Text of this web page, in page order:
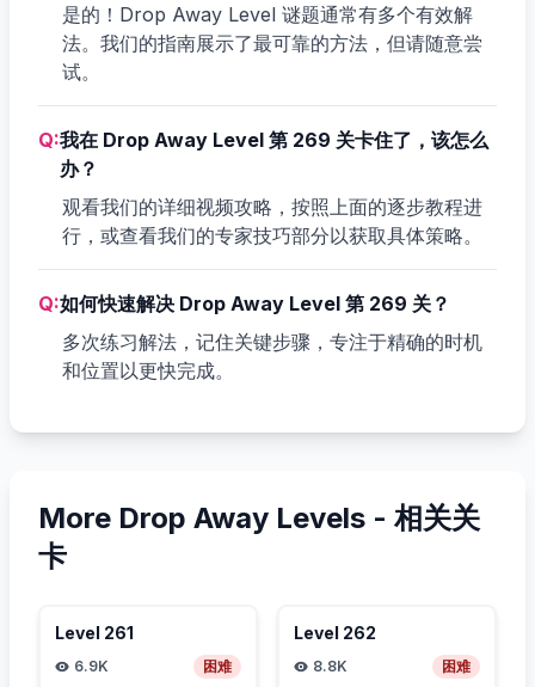
是的！Drop Away Level 谜题通常有多个有效解
法。我们的指南展示了最可靠的方法，但请随意尝
试。
Q:我在 Drop Away Level 第 269 关卡住了，该怎么
办？
观看我们的详细视频攻略，按照上面的逐步教程进
行，或查看我们的专家技巧部分以获取具体策略。
Q:如何快速解决 Drop Away Level 第 269 关？
多次练习解法，记住关键步骤，专注于精确的时机
和位置以更快完成。
More Drop Away Levels - 相关关
卡
Level 261
6.9K 困难
Level 262
8.8K 困难